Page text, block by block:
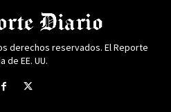
derechos reservados. El Reporte
EE. UU.